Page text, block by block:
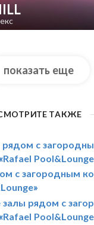
показать еще
ТАКЖЕ
рядом с
с загородным
залы рядом с